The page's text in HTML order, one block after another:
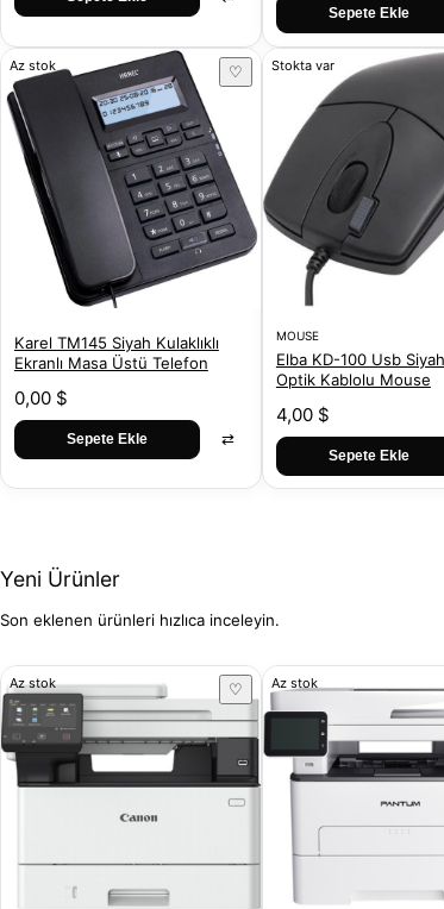
Sepete Ekle
Az stok ♡
Karel TM145 Siyah Kulaklıklı
Ekranlı Masa Üstü Telefon
0,00 $
Sepete Ekle ⇄
Stokta var
MOUSE
Elba KD-100 Usb
Optik Kablolu Mouse
4,00 $
Sepete Ekle
Yeni Ürünler
Son eklenen ürünleri hızlıca inceleyin.
Az stok ♡ Az stok